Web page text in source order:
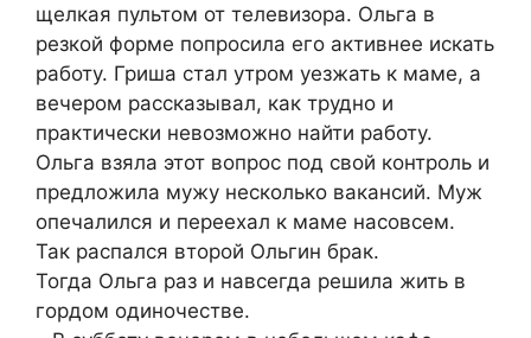
щелкая пультом от телевизора. Ольга в
резкой форме попросила его активнее искать
работу. Гриша стал утром уезжать к маме, а
вечером рассказывал, как трудно и
практически невозможно найти работу.
Ольга взяла этот вопрос под свой контроль и
предложила мужу несколько вакансий. Муж
опечалился и переехал к маме насовсем.
Так распался второй Ольгин брак.
Тогда Ольга раз и навсегда решила жить в
гордом одиночестве.